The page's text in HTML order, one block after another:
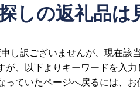
しの返礼品は
し訳ございませんが、現在該
が、以下よりキーワードを入
っていたページへ戻るには、